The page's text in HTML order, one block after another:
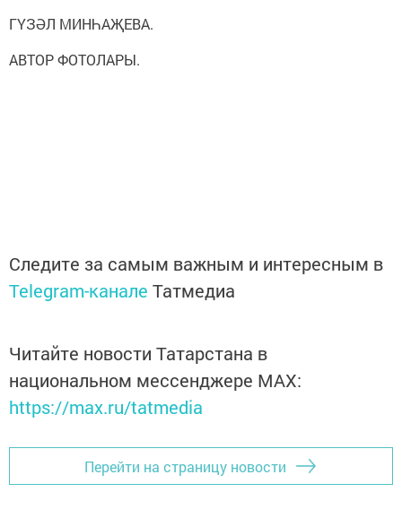
ГҮЗӘЛ МИНҺАҖЕВА.
АВТОР ФОТОЛАРЫ.
Следите за самым важным и интересным в
Telegram-канале Татмедиа
Читайте новости Татарстана в
национальном мессенджере MАХ:
https://max.ru/tatmedia
Перейти на страницу новости